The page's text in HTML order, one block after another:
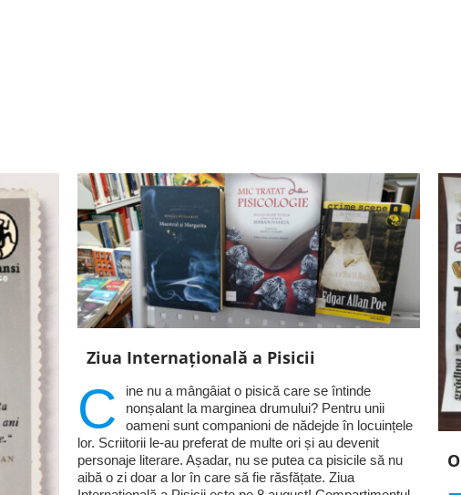
Ziua Internațională a Pisicii
C
ine nu a mângâiat o pisică care se întinde
nonșalant la marginea drumului? Pentru unii
oameni sunt companioni de nădejde în locuințele
lor. Scriitorii le-au preferat de multe ori și au devenit
personaje literare. Așadar, nu se putea ca pisicile să nu
aibă o zi doar a lor în care să fie răsfățate. Ziua